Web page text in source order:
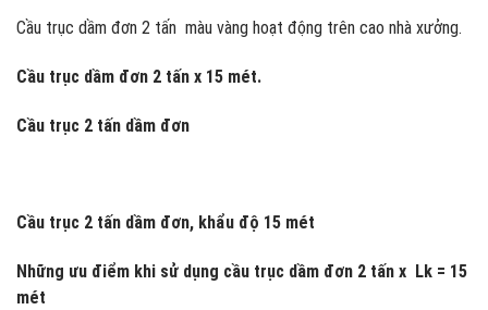
Cầu trục dầm đơn 2 tấn màu vàng hoạt động trên cao nhà xưởng.
Cầu trục dầm đơn 2 tấn x 15 mét.
Cầu trục 2 tấn dầm đơn
Cầu trục 2 tấn dầm đơn, khẩu độ 15 mét
Những ưu điểm khi sử dụng cầu trục dầm đơn 2 tấn x Lk = 15
mét